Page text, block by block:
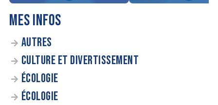
MES INFOS
AUTRES
CULTURE ET DIVERTISSEMENT
ÉCOLOGIE
ÉCOLOGIE